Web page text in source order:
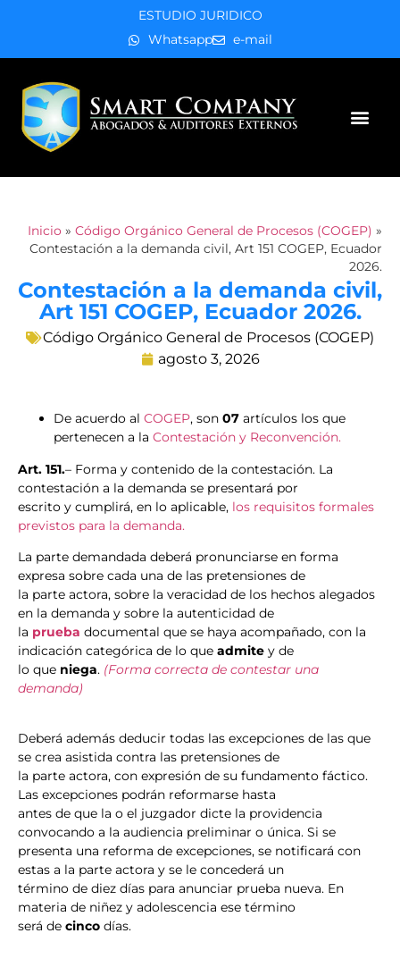
ESTUDIO JURIDICO
Whatsapp
e-mail
Inicio » Código Orgánico General de Procesos (COGEP) »
Contestación a la demanda civil, Art 151 COGEP, Ecuador
2026.
Contestación a la demanda civil,
Art 151 COGEP, Ecuador 2026.
Código Orgánico General de Procesos (COGEP)
agosto 3, 2026
De acuerdo al COGEP, son 07 artículos los que
pertenecen a la Contestación y Reconvención.
Art. 151.– Forma y contenido de la contestación. La
contestación a la demanda se presentará por
escrito y cumplirá, en lo aplicable, los requisitos formales
previstos para la demanda.
La parte demandada deberá pronunciarse en forma
expresa sobre cada una de las pretensiones de
la parte actora, sobre la veracidad de los hechos alegados
en la demanda y sobre la autenticidad de
la prueba documental que se haya acompañado, con la
indicación categórica de lo que admite y de
lo que niega. (Forma correcta de contestar una
demanda)
Deberá además deducir todas las excepciones de las que
se crea asistida contra las pretensiones de
la parte actora, con expresión de su fundamento fáctico.
Las excepciones podrán reformarse hasta
antes de que la o el juzgador dicte la providencia
convocando a la audiencia preliminar o única. Si se
presenta una reforma de excepciones, se notificará con
estas a la parte actora y se le concederá un
término de diez días para anunciar prueba nueva. En
materia de niñez y adolescencia ese término
será de cinco días.